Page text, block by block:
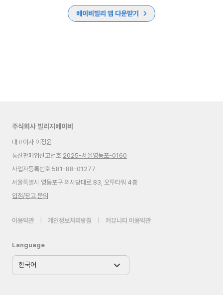
베이비빌리 앱 다운받기
주식회사 빌리지베이비
대표이사 이정윤
통신판매업신고번호 2025-서울영등포-0160
사업자등록번호 581-88-01277
서울특별시 영등포구 의사당대로 83, 오투타워 4층
입점/광고 문의
이용약관 개인정보처리방침 커뮤니티 이용약관
Language